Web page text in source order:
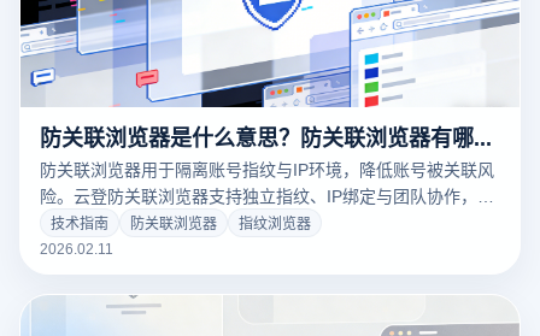
防关联浏览器是什么意思？防关联浏览器有哪些功能？
防关联浏览器用于隔离账号指纹与IP环境，降低账号被关联风
险。云登防关联浏览器支持独立指纹、IP绑定与团队协作，助
力跨境与矩阵运营更安全稳定。
技术指南 防关联浏览器
指纹浏览器
2026.02.11